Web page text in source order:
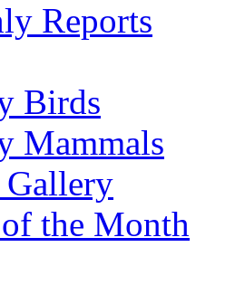
Reports
Birds
Mammals
the Month